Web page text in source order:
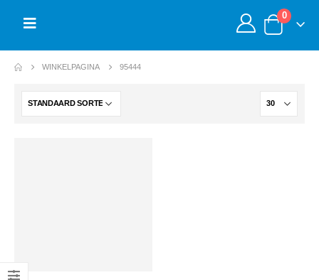
0
WINKELPAGINA 95444